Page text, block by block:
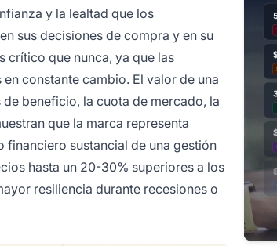
y la lealtad que los
sus decisiones de compra y en su
crítico que nunca, ya que las
constante cambio. El valor de una
beneficio, la cuota de mercado, la
que la marca representa
financiero sustancial de una gestión
hasta un 20-30% superiores a los
resiliencia durante recesiones o